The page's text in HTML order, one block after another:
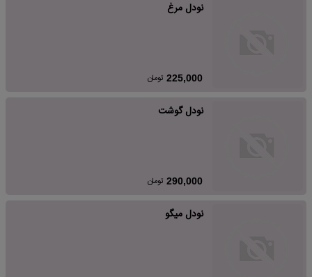
نودل مرغ
225,000 تومان
نودل گوشت
290,000 تومان
نودل میگو